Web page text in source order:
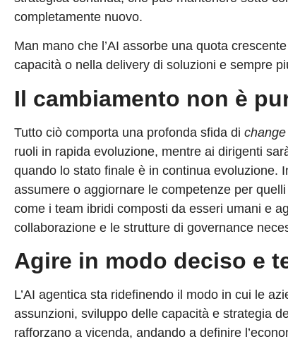
completamente nuovo.
Man mano che l’AI assorbe una quota
capacità o nella delivery di soluzioni e sempre
Il cambiamento non è
Tutto ciò comporta una profonda sfida di
ruoli in rapida evoluzione, mentre ai dirigenti
quando lo stato finale è in continua evoluzione.
assumere o aggiornare le competenze per
come i team ibridi composti da esseri umani e
collaborazione e le strutture di governance
Agire in modo deciso e
L’AI agentica sta ridefinendo il modo in cui le
assunzioni, sviluppo delle capacità e strategia
rafforzano a vicenda, andando a definire